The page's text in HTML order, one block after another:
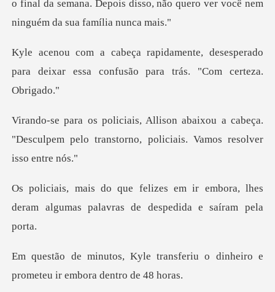
o
desesperado
para deixar essa confusã
xou a cabeça.
"Desculpem pelo transtorno,
ir embora, lhes
deram algumas palav
ansferiu o dinheiro e
prometeu